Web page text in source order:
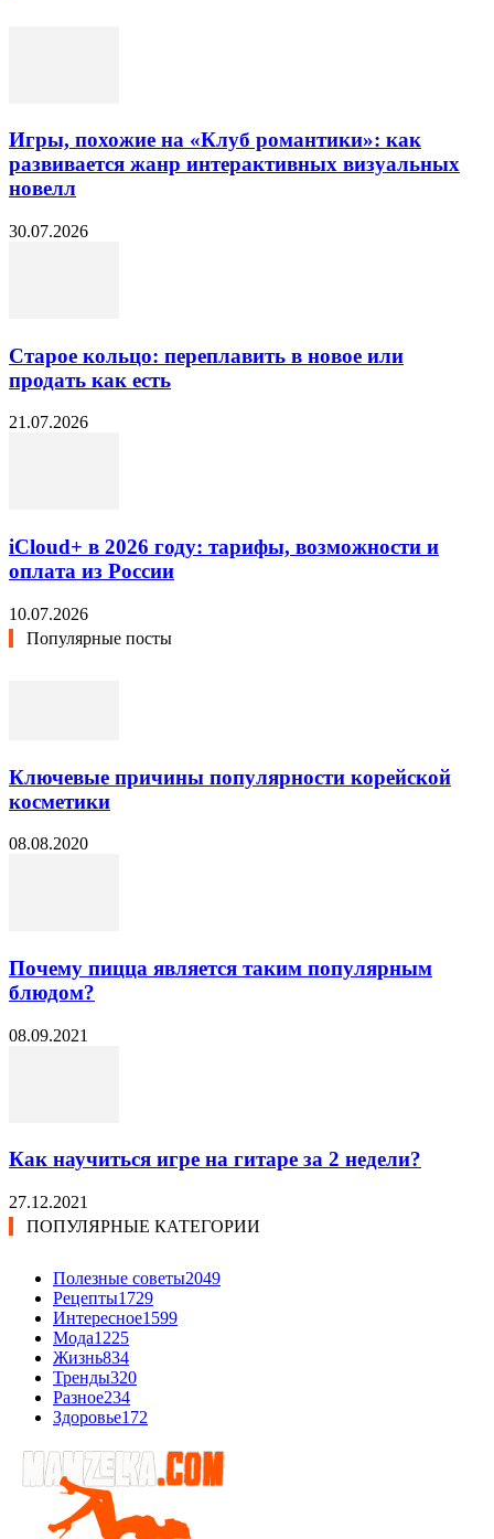
Игры, похожие на «Клуб романтики»: как
развивается жанр интерактивных визуальных
новелл
30.07.2026
Старое кольцо: переплавить в новое или
продать как есть
21.07.2026
iCloud+ в 2026 году: тарифы, возможности и
оплата из России
10.07.2026
Популярные посты
Ключевые причины популярности корейской
косметики
08.08.2020
Почему пицца является таким популярным
блюдом?
08.09.2021
Как научиться игре на гитаре за 2 недели?
27.12.2021
ПОПУЛЯРНЫЕ КАТЕГОРИИ
Полезные советы2049
Рецепты1729
Интересное1599
Мода1225
Жизнь834
Тренды320
Разное234
Здоровье172